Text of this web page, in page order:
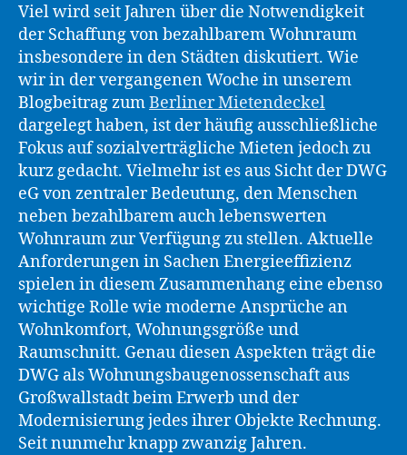
Viel wird seit Jahren über die Notwendigkeit
der Schaffung von bezahlbarem Wohnraum
insbesondere in den Städten diskutiert. Wie
wir in der vergangenen Woche in unserem
Blogbeitrag zumBerliner Mietendeckel
dargelegt haben, ist der häufig ausschließliche
Fokus auf sozialverträgliche Mieten jedoch zu
kurz gedacht. Vielmehr ist es aus Sicht der DWG
eG von zentraler Bedeutung, den Menschen
neben bezahlbarem auch lebenswerten
Wohnraum zur Verfügung zu stellen. Aktuelle
Anforderungen in Sachen Energieeffizienz
spielen in diesem Zusammenhang eine ebenso
wichtige Rolle wie moderne Ansprüche an
Wohnkomfort, Wohnungsgröße und
Raumschnitt. Genau diesen Aspekten trägt die
DWG als Wohnungsbaugenossenschaft aus
Großwallstadt beim Erwerb und der
Modernisierung jedes ihrer Objekte Rechnung.
Seit nunmehr knapp zwanzig Jahren.